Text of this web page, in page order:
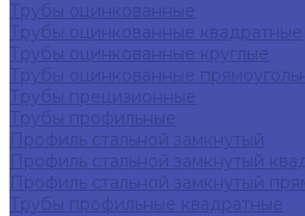
Трубы оцинкованные
Трубы оцинкованные квадратные
Трубы оцинкованные круглые
Трубы оцинкованные
Трубы прецизионные
Трубы профильные
Профиль стальной замкнутый
Профиль стальной замкнутый
Профиль стальной замкнутый
Трубы профильные квадратные